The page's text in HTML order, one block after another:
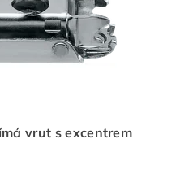
vrut s excentrem